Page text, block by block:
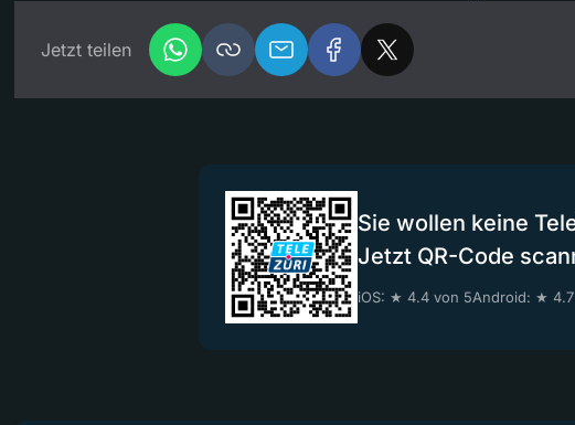
Jetzt teilen
Sie wollen keine
Jetzt QR-Code
iOS: ★ 4.4 von 5Android: ★